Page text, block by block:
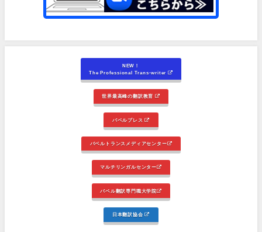
NEW！
The Professional Trans-writer
世界最高峰の翻訳教育
バベルプレス
バベルトランスメディアセンター
マルチリンガルセンター
バベル翻訳専門職大学院
日本翻訳協会